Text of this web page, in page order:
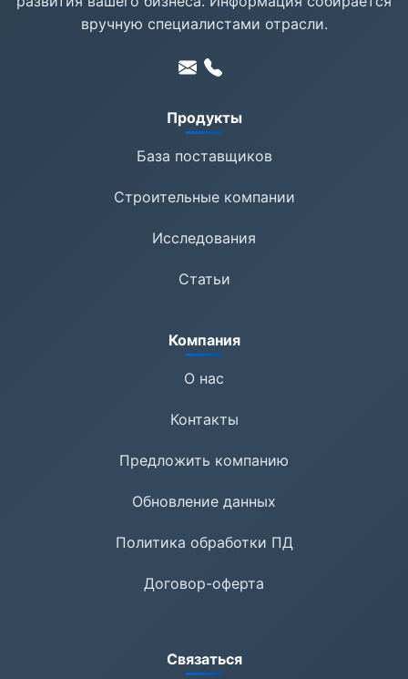
вручную специалистами отрасли.
Продукты
База поставщиков
Строительные компании
Исследования
Статьи
Компания
О нас
Контакты
Предложить компанию
Обновление данных
Политика обработки ПД
Договор-оферта
Связаться